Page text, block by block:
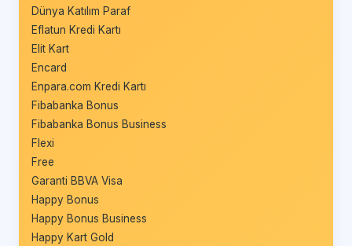
Dünya Katılım Paraf
Eflatun Kredi Kartı
Elit Kart
Encard
Enpara.com Kredi Kartı
Fibabanka Bonus
Fibabanka Bonus Business
Flexi
Free
Garanti BBVA Visa
Happy Bonus
Happy Bonus Business
Happy Kart Gold